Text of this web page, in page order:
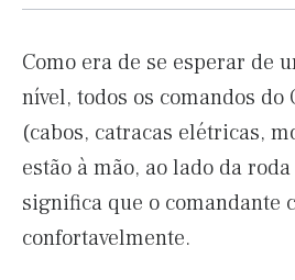
Como era de se esperar de
nível, todos os comandos do
(cabos, catracas elétricas,
estão à mão, ao lado da
significa que o comandante
confortavelmente.